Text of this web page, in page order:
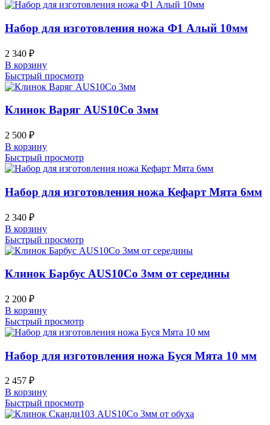
Набор для изготовления ножа Ф1 Алый 10мм
2 340 ₽
В корзину
Быстрый просмотр
Клинок Варяг AUS10Co 3мм
2 500 ₽
В корзину
Быстрый просмотр
Набор для изготовления ножа Кефарт Мята 6мм
2 340 ₽
В корзину
Быстрый просмотр
Клинок Барбус AUS10Co 3мм от середины
2 200 ₽
В корзину
Быстрый просмотр
Набор для изготовления ножа Буся Мята 10 мм
2 457 ₽
В корзину
Быстрый просмотр